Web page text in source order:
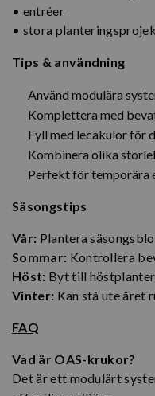
• entréer
• stora
Tips & användning
Använd modulära
Komplettera med
Fyll med lecakulor för
Kombinera olika
Perfekt för temporära
Säsongstips
Vår: Plantera
Sommar: Kontrollera
Höst: Byt till
Vinter: Kan stå ute året
FAQ
Vad är OAS-krukor?
Det är ett modulärt